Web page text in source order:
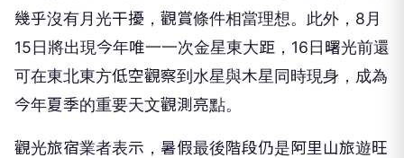
幾乎沒有月光干擾，觀賞條件相當理想。此外，8月
15日將出現今年唯一一次金星東大距，16日曙光前還
可在東北東方低空觀察到水星與木星同時現身，成為
今年夏季的重要天文觀測亮點。
觀光旅宿業者表示，暑假最後階段仍是阿里山旅遊旺